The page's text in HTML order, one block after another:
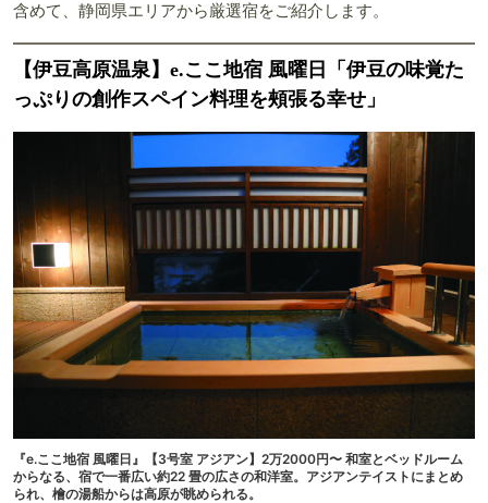
含めて、静岡県エリアから厳選宿をご紹介します。
【伊豆高原温泉】e.ここ地宿 風曜日「伊豆の味覚た
っぷりの創作スペイン料理を頰張る幸せ」
『e.ここ地宿 風曜日』【3号室 アジアン】2万2000円〜 和室とベッドルーム
からなる、宿で一番広い約22 畳の広さの和洋室。アジアンテイストにまとめ
られ、檜の湯船からは高原が眺められる。